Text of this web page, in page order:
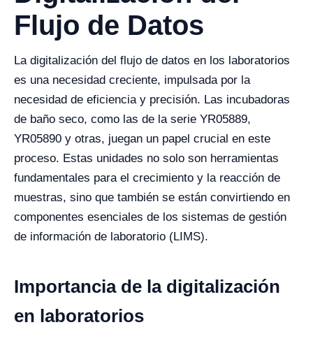
Flujo de Datos
La digitalización del flujo de datos en los laboratorios
es una necesidad creciente, impulsada por la
necesidad de eficiencia y precisión. Las incubadoras
de baño seco, como las de la serie YR05889,
YR05890 y otras, juegan un papel crucial en este
proceso. Estas unidades no solo son herramientas
fundamentales para el crecimiento y la reacción de
muestras, sino que también se están convirtiendo en
componentes esenciales de los sistemas de gestión
de información de laboratorio (LIMS).
Importancia de la digitalización
en laboratorios